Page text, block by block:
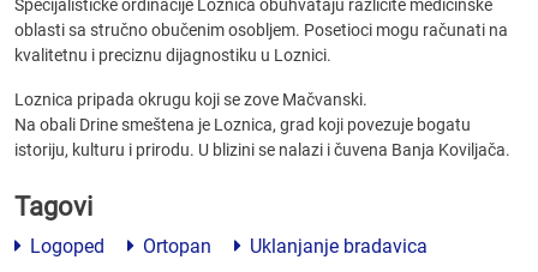
Specijalističke ordinacije Loznica obuhvataju različite medicinske
oblasti sa stručno obučenim osobljem. Posetioci mogu računati na
kvalitetnu i preciznu dijagnostiku u Loznici.
Loznica pripada okrugu koji se zove Mačvanski.
Na obali Drine smeštena je Loznica, grad koji povezuje bogatu
istoriju, kulturu i prirodu. U blizini se nalazi i čuvena Banja Koviljača.
Tagovi
Logoped Ortopan Uklanjanje bradavica